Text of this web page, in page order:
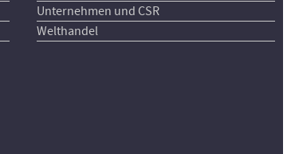
Unternehmen und CSR
Welthandel